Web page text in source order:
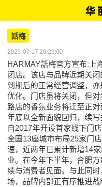
話梅
2026-07-17 20:29:00
HARMAY話梅官方宣布:上
闭店。该店与品牌近期关
到期后的正常经营调整，
优化。门店虽将关闭，但
路店的香氛业务将迁至正
年底以全新面貌回归，续写
自2017年开设首家线下门
全国13座城巿布局25家门
速，近两年已累计新增14
业。在今年下半年，合肥
续与消费者见面。与此同
场，品牌内部正有序推进战